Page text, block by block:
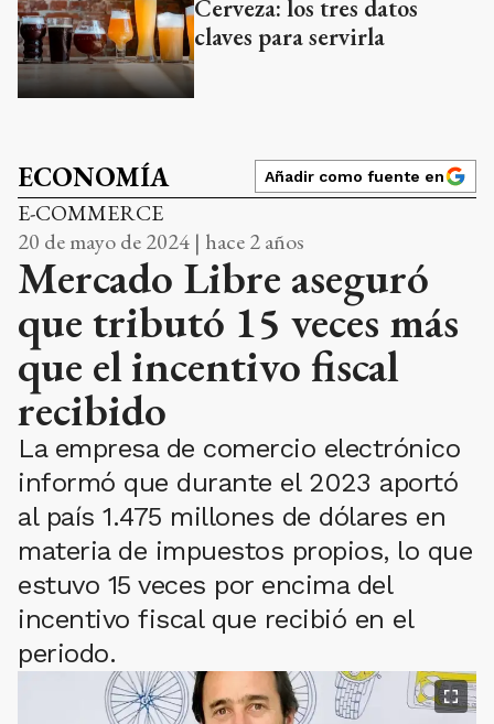
Cerveza: los tres datos
claves para servirla
ECONOMÍA Añadir como fuente en
E-COMMERCE
20 de mayo de 2024 | hace 2 años
Mercado Libre aseguró
que tributó 15 veces más
que el incentivo fiscal
recibido
La empresa de comercio electrónico
informó que durante el 2023 aportó
al país 1.475 millones de dólares en
materia de impuestos propios, lo que
estuvo 15 veces por encima del
incentivo fiscal que recibió en el
periodo.